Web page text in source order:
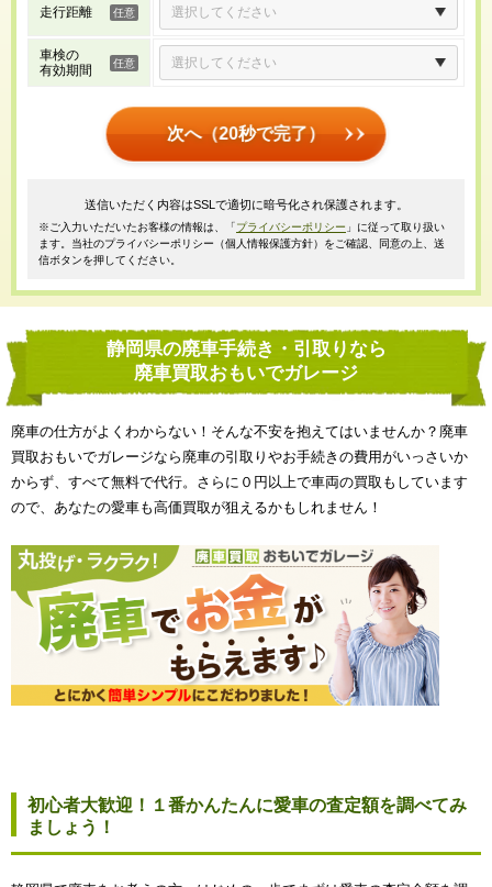
走行距離
車検の
有効期間
次へ（20秒で完了）
送信いただく内容はSSLで適切に暗号化され保護されます。
※ご入力いただいたお客様の情報は、「プライバシーポリシー 」に従って取り扱い
ます。当社のプライバシーポリシー（個人情報保護方針）をご確認、同意の上、送
信ボタンを押してください。
静岡県の廃車手続き・引取りなら
廃車買取おもいでガレージ
廃車の仕方がよくわからない！そんな不安を抱えてはいませんか？廃車
買取おもいでガレージなら廃車の引取りやお手続きの費用がいっさいか
からず、すべて無料で代行。さらに０円以上で車両の買取もしています
ので、あなたの愛車も高価買取が狙えるかもしれません！
初心者大歓迎！１番かんたんに愛車の査定額を調べてみ
ましょう！